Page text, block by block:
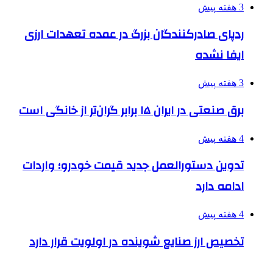
3 هفته پیش
ردپای صادرکنندگان بزرگ در عمده تعهدات ارزی
ایفا نشده
3 هفته پیش
برق صنعتی در ایران ۱۵ برابر گران‌تر از خانگی است
4 هفته پیش
تدوین دستورالعمل جدید قیمت خودرو؛ واردات
ادامه دارد
4 هفته پیش
تخصیص ارز صنایع شوینده در اولویت قرار دارد